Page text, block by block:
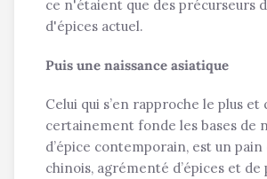
ce n'étaient que des précurseurs
d'épices actuel.
Puis une naissance asiatique
Celui qui s’en rapproche le plus et
certainement fonde les bases de
d’épice contemporain, est un
chinois, agrémenté d’épices et de